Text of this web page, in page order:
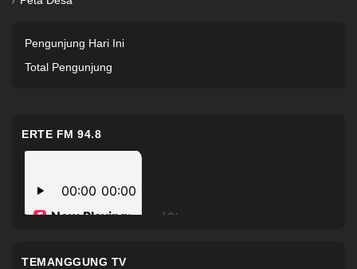
Pengunjung Hari Ini
Total Pengunjung
ERTE FM 94.8
TEMANGGUNG TV